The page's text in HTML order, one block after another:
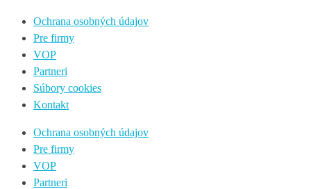
Ochrana osobných údajov
Pre firmy
VOP
Partneri
Súbory cookies
Kontakt
Ochrana osobných údajov
Pre firmy
VOP
Partneri